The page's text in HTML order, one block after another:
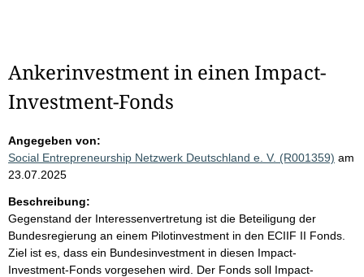
Ankerinvestment in einen Impact-
Investment-Fonds
Angegeben von:
Social Entrepreneurship Netzwerk Deutschland e. V. (R001359) am
23.07.2025
Beschreibung:
Gegenstand der Interessenvertretung ist die Beteiligung der
Bundesregierung an einem Pilotinvestment in den ECIIF II Fonds.
Ziel ist es, dass ein Bundesinvestment in diesen Impact-
Investment-Fonds vorgesehen wird. Der Fonds soll Impact-